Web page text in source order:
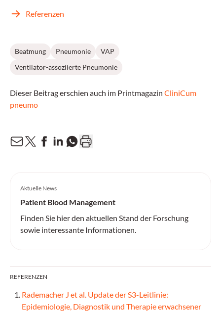
Referenzen
Beatmung Pneumonie
VAP
Ventilator-assoziierte Pneumonie
Dieser Beitrag erschien auch im Printmagazin CliniCum
pneumo
Aktuelle News
Patient Blood Management
Finden Sie hier den aktuellen Stand der Forschung
sowie interessante Informationen.
REFERENZEN
Rademacher J et al. Update der S3-Leitlinie:
Epidemiologie, Diagnostik und Therapie erwachsener